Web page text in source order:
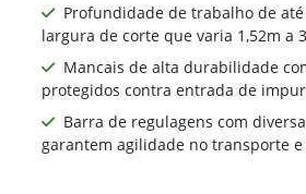
Profundidade de trabalho de
largura de corte que varia 1,52m a
Mancais de alta durabilidade
protegidos contra entrada de
Barra de regulagens com
garantem agilidade no transporte e